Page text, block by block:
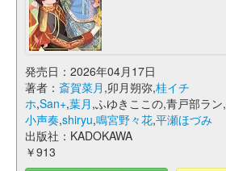
発売日：2026年04月17日
著者： 斎賀菜月 ,卯月朔弥,桂イチ
ホ,San+,葉月 ,ふゆきここの,青戸部ラン,
小声奏,shiryu,鳴宮野々花,平瀬ほづみ
出版社：KADOKAWA
￥913